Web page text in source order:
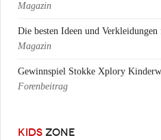
Magazin
Die besten Ideen und
Magazin
Gewinnspiel Stokke Xplory
Forenbeitrag
KIDS ZONE